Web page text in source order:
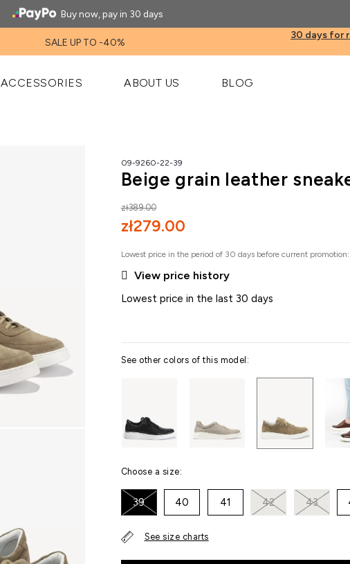
Buy now, pay in 30 days
SALE UP TO -40%
30 days for
ACCESSORIES ABOUT US BLOG
09-9260-22-39
Beige grain leather
zł389.00
zł279.00
Lowest price in the period of 30 days before current promotion:
 View price history
Lowest price in the last 30 days
See other colors of this model:
Choose a size:
39 40 41 42 43
See size charts